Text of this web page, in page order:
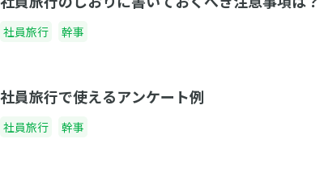
社員旅行 幹事
社員旅行で使えるアンケート例
社員旅行 幹事